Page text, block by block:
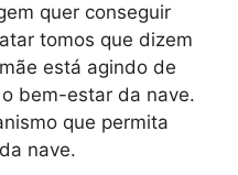
quer conseguir
tomos que dizem
está agindo de
bem-estar da nave.
que permita
nave.